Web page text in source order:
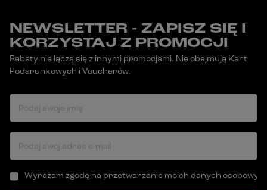
NEWSLETTER - ZAPISZ SIĘ I
KORZYSTAJ Z PROMOCJI
Rabaty nie łączą się z innymi promocjami. Nie obejmują Kart
Podarunkowych i Voucherów.
Podaj swoje imię
Podaj swój adres e-mail
Wyrażam zgodę na przetwarzanie moich danych